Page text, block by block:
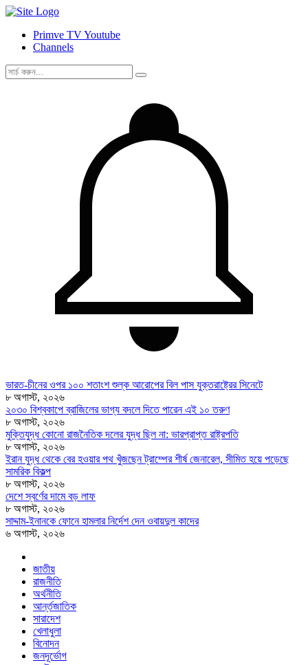
Primve TV Youtube
Channels
ভারত-চীনের ওপর ১০০ শতাংশ শুল্ক আরোপের বিল পাস যুক্তরাষ্ট্রের সিনেটে
৮ অগাস্ট, ২০২৬
২০৩০ বিশ্বকাপে ব্রাজিলের ভাগ্য বদলে দিতে পারেন এই ১০ তরুণ
৮ অগাস্ট, ২০২৬
মুক্তিযুদ্ধ কোনো রাজনৈতিক দলের যুদ্ধ ছিল না: ভারপ্রাপ্ত রাষ্ট্রপতি
৮ অগাস্ট, ২০২৬
ইরান যুদ্ধ থেকে বের হওয়ার পথ খুঁজছেন ট্রাম্পের শীর্ষ জেনারেল, সীমিত হয়ে পড়েছে
সামরিক বিকল্প
৮ অগাস্ট, ২০২৬
দেশে স্বর্ণের দামে বড় লাফ
৮ অগাস্ট, ২০২৬
সাদ্দাম-ইনানকে ফোনে হামলার নির্দেশ দেন ওবায়দুল কাদের
৬ অগাস্ট, ২০২৬
জাতীয়
রাজনীতি
অর্থনীতি
আর্ন্তজাতিক
সারাদেশ
খেলাধুলা
বিনোদন
জনদূর্ভোগ